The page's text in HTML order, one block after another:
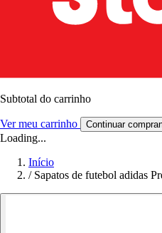
Subtotal do carrinho
Ver meu carrinho Continuar
Loading...
Início
/ Sapatos de futebol adidas